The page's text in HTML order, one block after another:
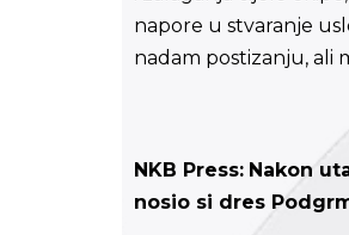
napore u stvaranje
nadam postizanju, ali
NKB Press: Nakon
nosio si dres